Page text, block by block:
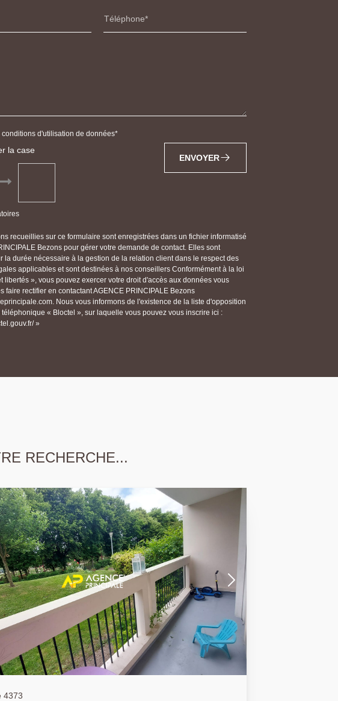
Téléphone
conditions d'utilisation de données
la case
ENVOYER
recueillies sur ce formulaire sont enregistrées dans un fichier informatisé
Bezons pour gérer votre demande de contact. Elles sont
la durée nécessaire à la gestion de la relation client dans le respect des
applicables et sont destinées à nos conseillers Conformément à la loi
libertés », vous pouvez exercer votre droit d'accès aux données vous
faire rectifier en contactant AGENCE PRINCIPALE Bezons
Nous vous informons de l'existence de la liste d'opposition
« Bloctel », sur laquelle vous pouvez vous inscrire ici :
»
RECHERCHE...
4373